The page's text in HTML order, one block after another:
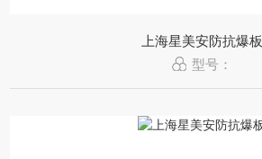
上海星美安防抗爆板
型号：